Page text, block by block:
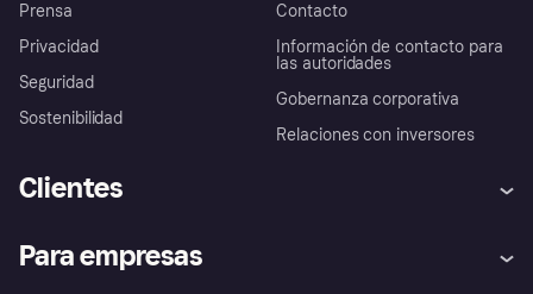
Prensa
Privacidad
Seguridad
Sostenibilidad
Contacto
Información de contacto para
las autoridades
Gobernanza corporativa
Relaciones con inversores
Clientes
Inicio de sesión
Para empresas